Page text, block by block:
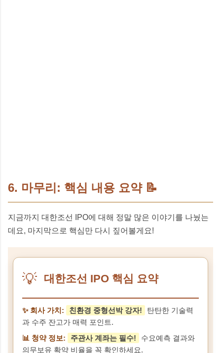
6. 마무리: 핵심 내용 요약 📝
지금까지 대한조선 IPO에 대해 정말 많은 이야기를 나눴는
데요, 마지막으로 핵심만 다시 짚어볼게요!
💡 대한조선 IPO 핵심 요약
✨ 회사 가치: 친환경 중형선박 강자!
탄탄한 기술력
과 수주 잔고가 매력 포인트.
📊 청약 정보:
주관사 계좌는 필수!
수요예측 결과와
의무보유 확약 비율을 꼭 확인하세요.